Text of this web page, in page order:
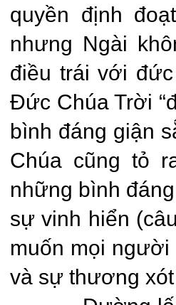
quyền định
nhưng Ngài
điều trái với
Đức Chúa Trời
bình đáng giận
Chúa cũng tỏ
những bình
sự vinh hiển
muốn mọi
và sự thương